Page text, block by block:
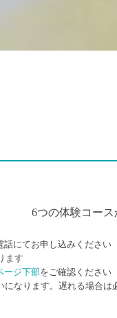
6つの体験コース
話にてお申し込みください
ます
ージ下部をご確認ください
なります。遅れる場合は